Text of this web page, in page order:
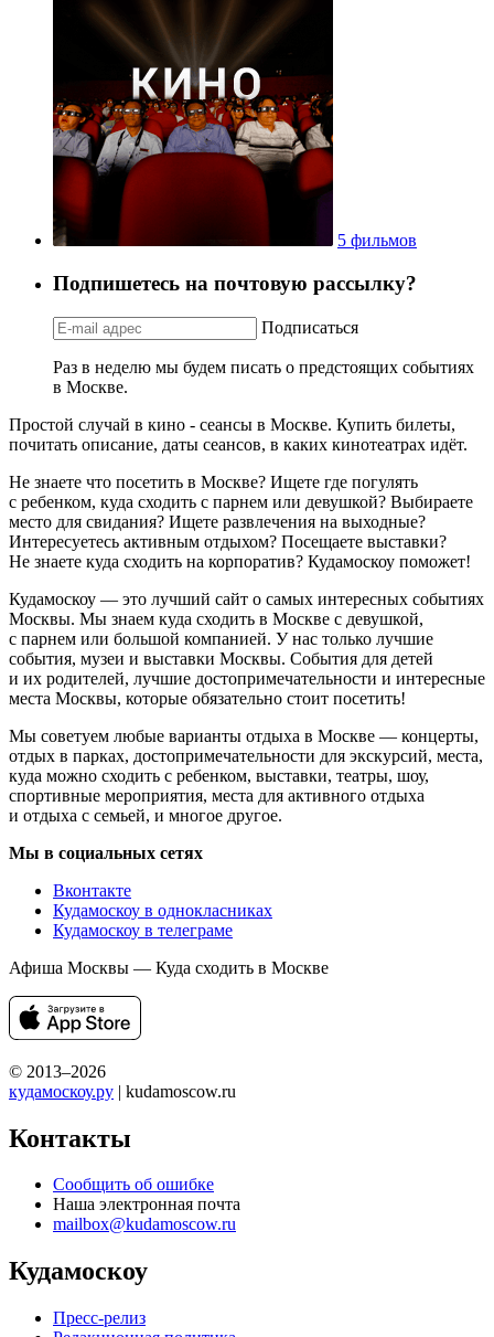
5 фильмов
Подпишетесь на почтовую рассылку?
Подписаться
Раз в неделю мы будем писать о предстоящих событиях
в Москве.
Простой случай в кино - сеансы в Москве. Купить билеты,
почитать описание, даты сеансов, в каких кинотеатрах идёт.
Не знаете что посетить в Москве? Ищете где погулять
с ребенком, куда сходить с парнем или девушкой? Выбираете
место для свидания? Ищете развлечения на выходные?
Интересуетесь активным отдыхом? Посещаете выставки?
Не знаете куда сходить на корпоратив? Кудамоскоу поможет!
Кудамоскоу — это лучший сайт о самых интересных событиях
Москвы. Мы знаем куда сходить в Москве с девушкой,
с парнем или большой компанией. У нас только лучшие
события, музеи и выставки Москвы. События для детей
и их родителей, лучшие достопримечательности и интересные
места Москвы, которые обязательно стоит посетить!
Мы советуем любые варианты отдыха в Москве — концерты,
отдых в парках, достопримечательности для экскурсий, места,
куда можно сходить с ребенком, выставки, театры, шоу,
спортивные мероприятия, места для активного отдыха
и отдыха с семьей, и многое другое.
Мы в социальных сетях
Вконтакте
Кудамоскоу в однокласниках
Кудамоскоу в телеграме
Афиша Москвы — Куда сходить в Москве
© 2013–2026
кудамоскоу.ру | kudamoscow.ru
Контакты
Сообщить об ошибке
Наша электронная почта
mailbox@kudamoscow.ru
Кудамоскоу
Пресс-релиз